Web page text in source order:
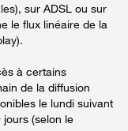
sur ADSL ou sur
le flux linéaire de la
à certains
de la diffusion
le lundi suivant
(selon le